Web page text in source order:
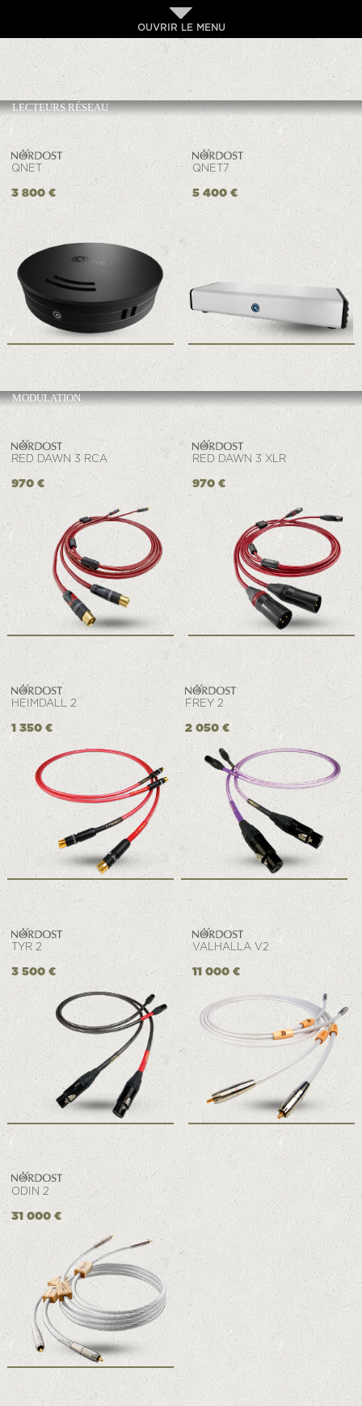
OUVRIR LE MENU
LECTEURS RÉSEAU
QNET
3 800 €
QNET7
5 400 €
MODULATION
RED DAWN 3 RCA
970 €
RED DAWN 3 XLR
970 €
HEIMDALL 2
1 350 €
FREY 2
2 050 €
TYR 2
3 500 €
VALHALLA V2
11 000 €
ODIN 2
31 000 €